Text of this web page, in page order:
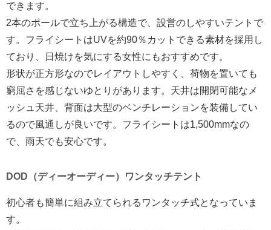
できます。
2本のポールで立ち上がる構造で、設営のしやすいテントで
す。フライシートはUVを約90％カットできる素材を採用し
ており、日焼けを気にする女性にもおすすめです。
形状が正方形なのでレイアウトしやすく、荷物を置いても
窮屈さを感じないゆとりがあります。天井は開閉可能なメ
ッシュ天井、背面は大型のベンチレーションを装備してい
るので風通しが良いです。フライシートは1,500mmなの
で、雨天でも安心です。
DOD（ディーオーディー）ワンタッチテント
初心者も簡単に組み立てられるワンタッチ式となっていま
す。